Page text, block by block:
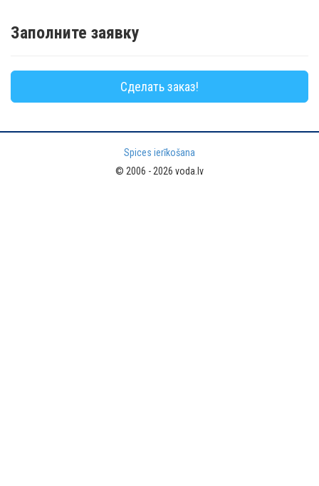
Заполните заявку
Сделать заказ!
Spices ierīkošana
© 2006 - 2026 voda.lv